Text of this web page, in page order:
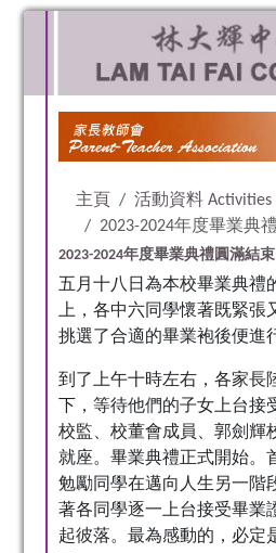
主頁
活動資料 Activities
2023-2024年度畢業典
2023-2024年度畢業典禮圓滿結束
五月十八日為本校畢業典禮
上，各中六同學懷著既緊張
挑選了合適的畢業袍後便進
到了上午十時左右，各家長
下，等待他們的子女上台
校監、校董會成員、郭劍輝
就座。畢業典禮正式開始。
勉勵同學在邁向人生另一階
著各同學逐一上台接受畢業
起彼落。最為感動的，必定